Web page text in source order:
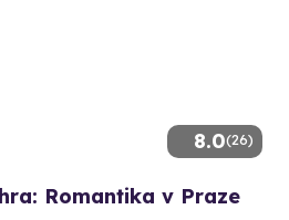
8.0(26)
Romantika v Praze